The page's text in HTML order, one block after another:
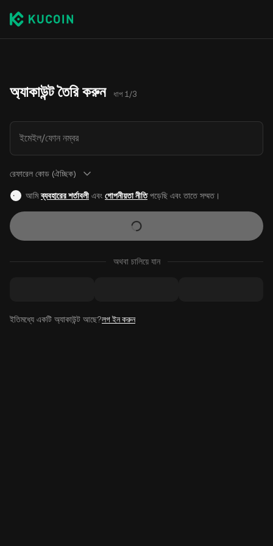
অ্যাকাউন্ট তৈরি করুন ধাপ 1/3
ইমেইল/ফোন নম্বর
রেফারেল কোড (ঐচ্ছিক)
আমিব্যবহারের শর্তাবলীএবং গোপনীয়তা নীতিপড়েছি এবং তাতে সম্মত।
অথবা চালিয়ে যান
ইতিমধ্যে একটি অ্যাকাউন্ট আছে?লগ ইন করুন